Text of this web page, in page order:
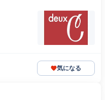
気になる